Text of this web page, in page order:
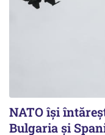
NATO își
Bulgaria și